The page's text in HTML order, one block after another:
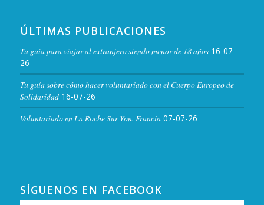
ÚLTIMAS PUBLICACIONES
Tu guía para viajar al extranjero siendo menor de 18 años 16-07-
26
Tu guía sobre cómo hacer voluntariado con el Cuerpo Europeo de
Solidaridad 16-07-26
Voluntariado en La Roche Sur Yon. Francia 07-07-26
SÍGUENOS EN FACEBOOK